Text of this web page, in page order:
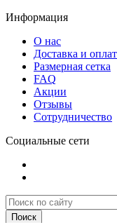
Информация
О нас
Доставка и
Размерная сетка
FAQ
Акции
Отзывы
Сотрудничество
Социальные сети
Поиск